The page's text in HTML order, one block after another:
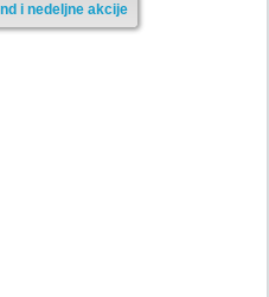
i nedeljne akcije